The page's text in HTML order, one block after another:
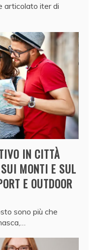
articolato iter di
IN CITTÀ
MONTI E SUL
E OUTDOOR
sono più che